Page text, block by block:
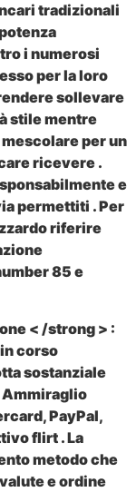
tradizionali
i numerosi
per la loro
sollevare
stile mentre
per un
ricevere .
e
permettiti . Per
riferire
85 e
< /strong > :
corso
sostanziale
PayPal,
flirt . La
metodo che
e ordine